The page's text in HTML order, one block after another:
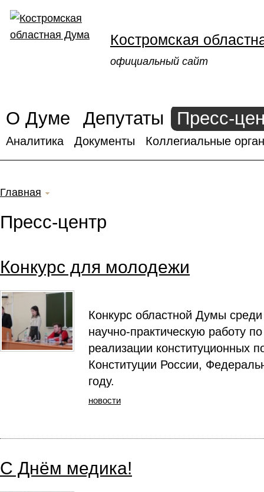
Костромская
официальный сайт
О Думе Депутаты Пресс-
Аналитика Документы Коллегиальные
Главная
Пресс-центр
Конкурс для молодежи
Конкурс областной Думы
научно-практическую работу
реализации конституционных
Конституции России,
году.
новости
С Днём медика!